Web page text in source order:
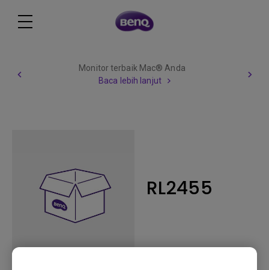
Monitor terbaik Mac® Anda
Baca lebih lanjut
RL2455